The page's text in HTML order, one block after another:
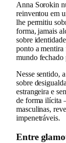
Anna Sorokin
reinventou em
lhe permitiu
forma, jamais
sobre
ponto a mentira
mundo fechado
Nesse sentido,
sobre
estrangeira e
de forma ilícita
masculinas,
impenetráveis.
Entre